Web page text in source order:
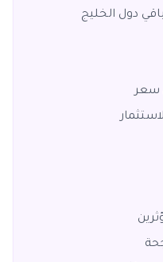
دول الخليج
سعر